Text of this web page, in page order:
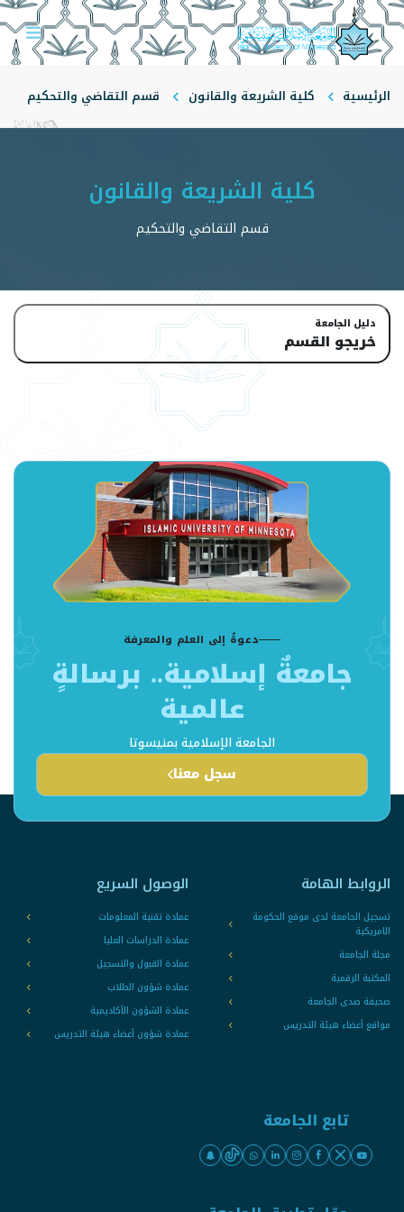
الرئيسية كلية الشريعة والقانون قسم التقاضي والتحكيم
كلية الشريعة والقانون
قسم التقاضي والتحكيم
دليل الجامعة
خريجو القسم
دعوةٌ إلى العلم والمعرفة
جامعةٌ إسلامية.. برسالةٍ
عالمية
الجامعة الإسلامية بمنيسوتا
سجل معنا
الروابط الهامة
تسجيل الجامعة لدى موقع الحكومة
الامريكية
مجلة الجامعة
المكتبة الرقمية
صحيفة صدى الجامعة
مواقع أعضاء هيئة التدريس
الوصول السريع
عمادة تقنية المعلومات
عمادة الدراسات العليا
عمادة القبول والتسجيل
عمادة شؤون الطلاب
عمادة الشؤون الأكاديمية
عمادة شؤون أعضاء هيئة التدريس
تابع الجامعة